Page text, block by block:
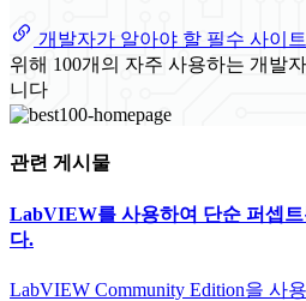
개발자가 알아야 할 필수 사이
위해 100개의 자주 사용하는 개발
니다
관련 게시물
LabVIEW를 사용하여 단순 퍼셉
다.
LabVIEW Community Edition을 사